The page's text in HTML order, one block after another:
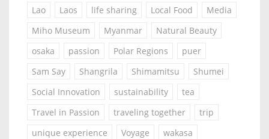
Lao
Laos life sharing Local Food
Media
Miho Museum
Myanmar
Natural Beauty
osaka
passion Polar Regions
puer
Sam Say
Shangrila Shimamitsu
Shumei
Social Innovation
sustainability
tea
Travel in Passion
traveling together
trip
unique experience
Voyage
wakasa